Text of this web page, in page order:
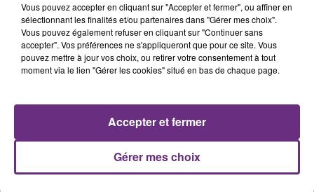
MANON LISA
Le Petit Pecheur
BOULEVARD DES AIRS
Bruxelles
23h09
23h09 23h05
23h05
Vous pouvez accepter en cliquant sur "Accepter et fermer", ou affiner en
sélectionnant les finalités et/ou partenaires dans "Gérer mes choix".
Vous pouvez également refuser en cliquant sur "Continuer sans
accepter". Vos préférences ne s'appliqueront que pour ce site. Vous
pouvez mettre à jour vos choix, ou retirer votre consentement à tout
moment via le lien "Gérer les cookies" situé en bas de chaque page.
Gérer mes choix
Accepter et fermer